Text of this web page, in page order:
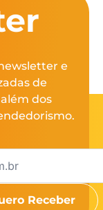
e
de
dos